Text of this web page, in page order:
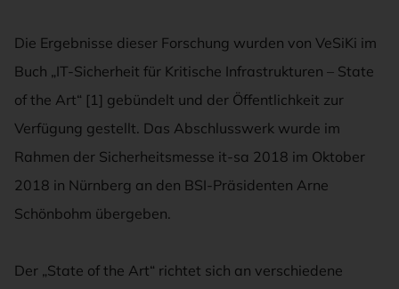
Die Ergebnisse dieser Forschung wurden von VeSiKi im
Buch „IT-Sicherheit für Kritische Infrastrukturen – State
of the Art“ [1] gebündelt und der Öffentlichkeit zur
Verfügung gestellt. Das Abschlusswerk wurde im
Rahmen der Sicherheitsmesse it-sa 2018 im Oktober
2018 in Nürnberg an den BSI-Präsidenten Arne
Schönbohm übergeben.
Der „State of the Art“ richtet sich an verschiedene